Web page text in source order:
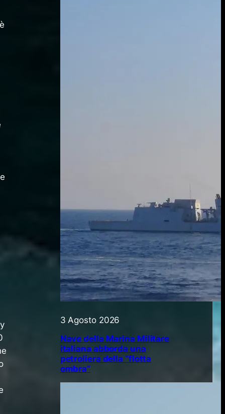
3 Agosto 2026
Nave della Marina Militare
italiana abborda una
petroliera della “flotta
ombra”